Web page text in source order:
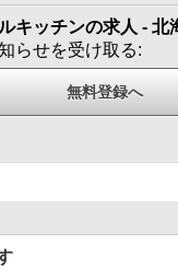
キッチンの求人 - 北
らせを受け取る: